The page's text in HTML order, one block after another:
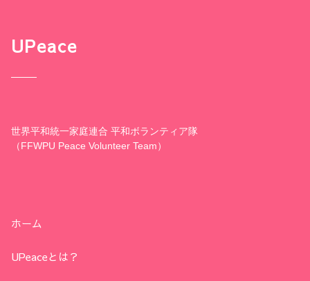
UPeace
世界平和統一家庭連合 平和ボランティア隊
（FFWPU Peace Volunteer Team）
ホーム
UPeaceとは？